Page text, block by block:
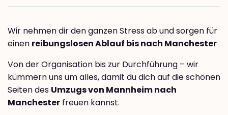
Wir nehmen dir den ganzen Stress ab und sorgen für
einen reibungslosen Ablauf bis nach Manchester
Von der Organisation bis zur Durchführung – wir
kümmern uns um alles, damit du dich auf die schönen
Seiten des Umzugs von Mannheim nach
Manchester freuen kannst.